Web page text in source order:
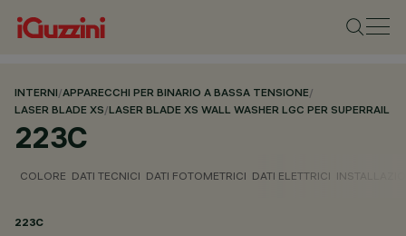
INTERNI/APPARECCHI PER BINARIO A BASSA TENSIONE/
LASER BLADE XS/LASER BLADE XS WALL WASHER LGC PER SUPERRAIL
223C
COLORE DATI TECNICI DATI FOTOMETRICI DATI ELETTRICI
223C